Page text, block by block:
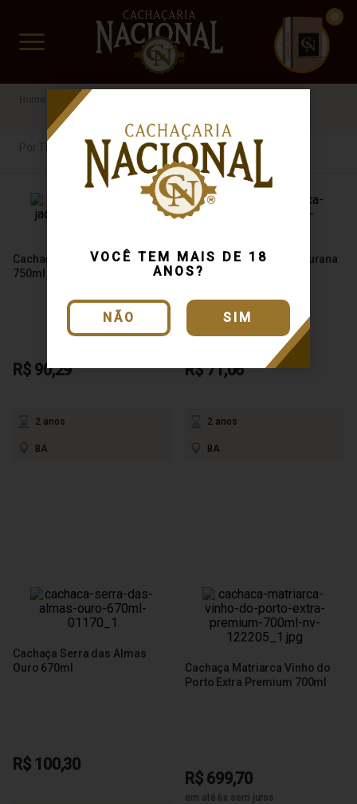
VOCÊ TEM MAIS DE 18
ANOS?
NÃO SIM
www.cachacarianacional.com.br
CUIDADO FRÁGIL
Cachaça
Cachaça Matriarca Jaqueira
750ml
R$ 90,29
2 anos
BA
Cachaça Matriarca Amburana
750ml
R$ 71,06
2 anos
BA
Cachaça Serra das Almas
Ouro 670ml
R$ 100,30
Cachaça Matriarca Vinho do
Porto Extra Premium 700ml
R$ 699,70
em até 6x sem juros